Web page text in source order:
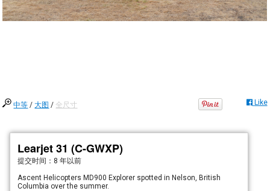
中等 /大图 / 全尺寸 Like
Learjet 31 (C-GWXP)
提交时间： 8 年以前
Ascent Helicopters MD900 Explorer spotted in Nelson, British
Columbia over the summer.